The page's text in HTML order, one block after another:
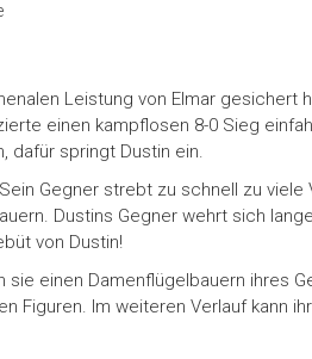
Leistung von Elmar gesichert
einen kampflosen 8-0 Sieg
dafür springt Dustin ein.
Gegner strebt zu schnell zu
Dustins Gegner wehrt sich
von Dustin!
einen Damenflügelbauern ihres
Im weiteren Verlauf kann